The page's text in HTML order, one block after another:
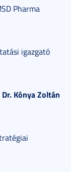
Pharma
igazgató
Kónya Zoltán